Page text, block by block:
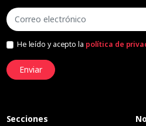
He leído y acepto la política de
Enviar
Secciones